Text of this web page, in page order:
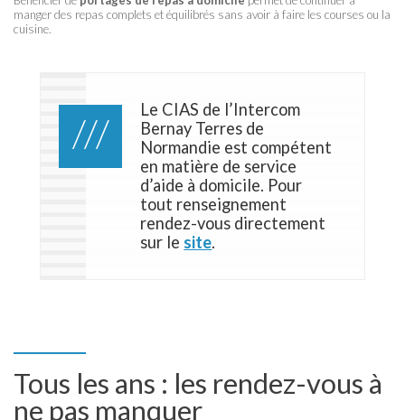
manger des repas complets et équilibrés sans avoir à faire les courses ou la
cuisine.
Le CIAS de l’Intercom
Bernay Terres de
Normandie est compétent
en matière de service
d’aide à domicile. Pour
tout renseignement
rendez-vous directement
sur le site.
Tous les ans : les rendez-vous à
ne pas manquer